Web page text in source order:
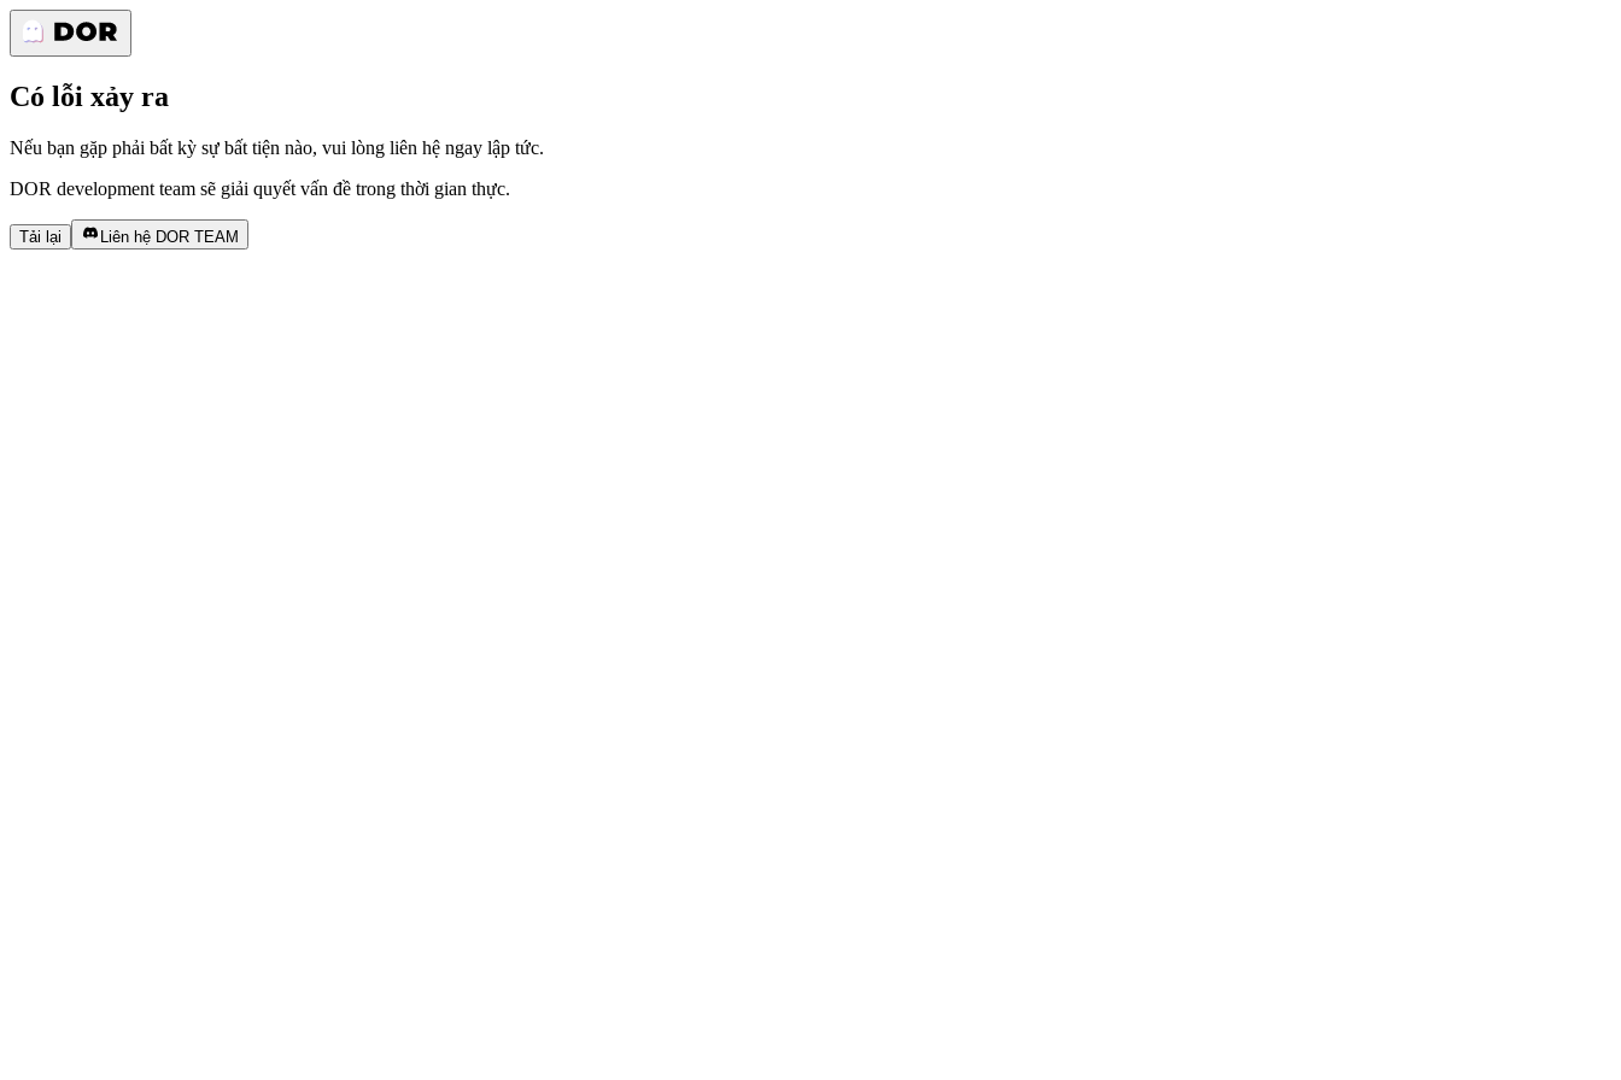
Có lỗi xảy ra
Nếu bạn gặp phải bất kỳ sự bất tiện nào, vui lòng liên hệ ngay lập tức.
DOR development team sẽ giải quyết vấn đề trong thời gian thực.
Tải lại Liên hệ DOR TEAM